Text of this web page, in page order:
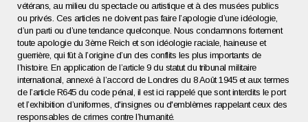
vétérans, au milieu du spectacle ou artistique et à des musées publics
ou privés. Ces articles ne doivent pas faire l’apologie d’une idéologie,
d’un parti ou d’une tendance quelconque. Nous condamnons fortement
toute apologie du 3ème Reich et son idéologie raciale, haineuse et
guerrière, qui fût à l’origine d’un des conflits les plus importants de
l’histoire. En application de l’article 9 du statut du tribunal militaire
international, annexé à l’accord de Londres du 8 Août 1945 et aux termes
de l’article R645 du code pénal, il est ici rappelé que sont interdits le port
et l’exhibition d’uniformes, d'insignes ou d'emblèmes rappelant ceux des
responsables de crimes contre l’humanité.
INFOS UTILES
Expertise / Estimation
Conditions générales
Mentions légales
Politique de confidentialité
Agence web : Human To Computer